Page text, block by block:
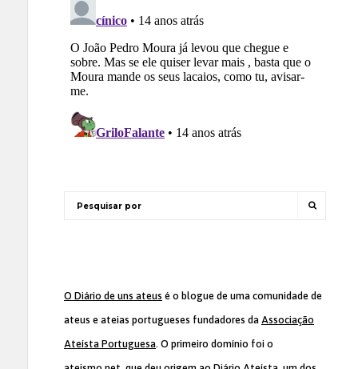
O Diário de uns ateus é o blogue de uma comunidade de
ateus e ateias portugueses fundadores da Associação
Ateísta Portuguesa. O primeiro domínio foi o